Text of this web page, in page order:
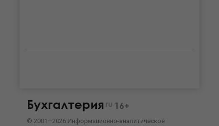
Бухгалтерия ru 16+
© 2001—2026 Информационно-аналитическое